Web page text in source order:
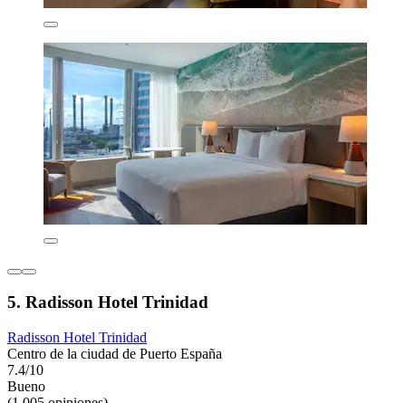
5. Radisson Hotel Trinidad
Radisson Hotel Trinidad
Centro de la ciudad de Puerto España
7.4/10
Bueno